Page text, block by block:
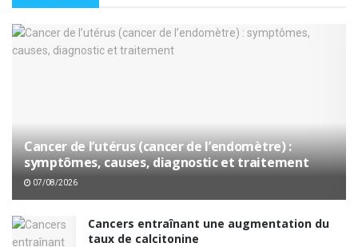
Cancer de l’utérus (cancer de l’endomètre) :
symptômes, causes, diagnostic et traitement
07/08/2026
Cancers entraînant une augmentation du
taux de calcitonine